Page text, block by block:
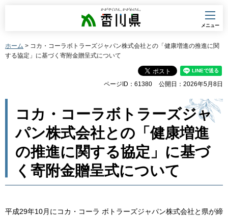
香川県
メニュー
ホーム > コカ・コーラボトラーズジャパン株式会社との「健康増進の推進に関
する協定」に基づく寄附金贈呈式について
ページID：61380 公開日：2026年5月8日
コカ・コーラボトラーズジャ
パン株式会社との「健康増進
の推進に関する協定」に基づ
く寄附金贈呈式について
平成29年10月にコカ・コーラ ボトラーズジャパン株式会社と県が締